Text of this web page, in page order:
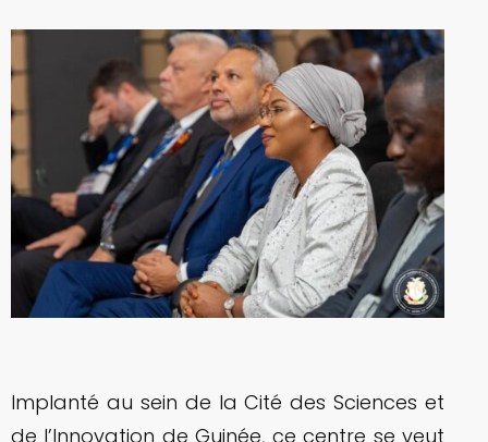
Implanté au sein de la Cité des Sciences et
de l’Innovation de Guinée, ce centre se veut